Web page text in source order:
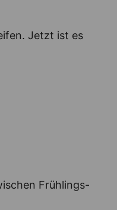
Jetzt ist es
Frühlings-